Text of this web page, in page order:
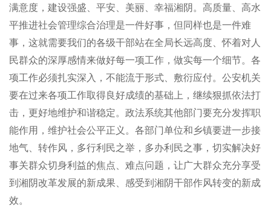
满意度，建设强盛、平安、美丽、幸福湘阴。高质量、高水
平推进社会管理综合治理是一件好事，但同样也是一件难
事，这就需要我们的各级干部站在全局长远高度、怀着对人
民群众的深厚感情来做好每一项工作，做实每一个细节。各
项工作必须扎实深入，不能流于形式、敷衍应付。公安机关
要在过来各项工作取得良好成绩的基础上，继续狠抓依法打
击，更好地维护和谐稳定。政法系统其他部门要充分发挥职
能作用，维护社会公平正义。各部门单位和乡镇要进一步接
地气、转作风，多行利民之举，多办利民之事，切实解决好
事关群众切身利益的焦点、难点问题，让广大群众充分享受
到湘阴改革发展的新成果、感受到湘阴干部作风转变的新成
效。